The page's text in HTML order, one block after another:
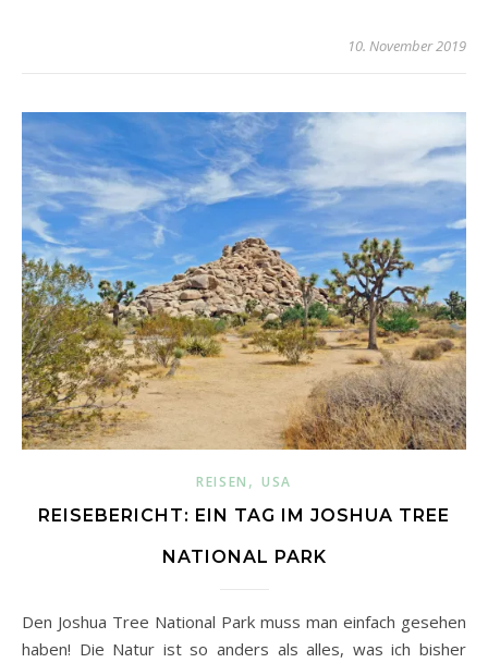
10. November 2019
REISEN ,USA
REISEBERICHT: EIN TAG IM JOSHUA TREE
NATIONAL PARK
Den Joshua Tree National Park muss man einfach gesehen
haben! Die Natur ist so anders als alles, was ich bisher